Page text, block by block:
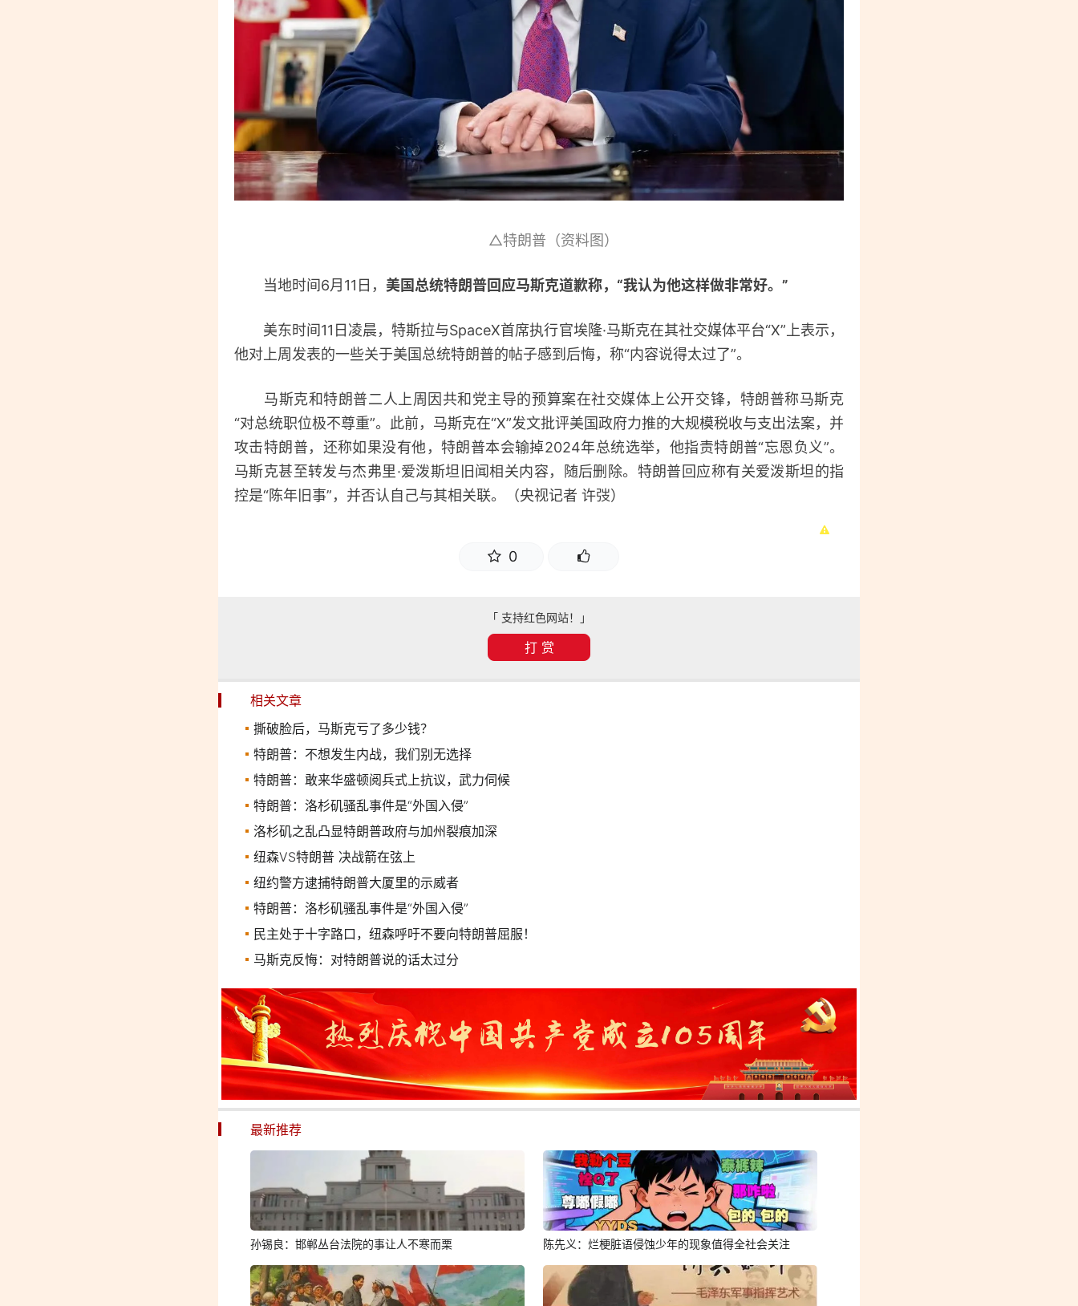
△特朗普（资料图）
当地时间6月11日， 美国总统特朗普回应马斯克道歉称，“我认为他这样做非常好。”
美东时间11日凌晨，特斯拉与SpaceX首席执行官埃隆·马斯克在其社交媒体平台“X”上表示，
他对上周发表的一些关于美国总统特朗普的帖子感到后悔，称“内容说得太过了”。
马斯克和特朗普二人上周因共和党主导的预算案在社交媒体上公开交锋，特朗普称马斯克
“对总统职位极不尊重”。此前，马斯克在“X”发文批评美国政府力推的大规模税收与支出法案，并
攻击特朗普，还称如果没有他，特朗普本会输掉2024年总统选举，他指责特朗普“忘恩负义”。
马斯克甚至转发与杰弗里·爱泼斯坦旧闻相关内容，随后删除。特朗普回应称有关爱泼斯坦的指
控是“陈年旧事”，并否认自己与其相关联。（央视记者 许弢）
0
「 支持红色网站！」
打 赏
相关文章
撕破脸后，马斯克亏了多少钱？
特朗普：不想发生内战，我们别无选择
特朗普：敢来华盛顿阅兵式上抗议，武力伺候
特朗普：洛杉矶骚乱事件是“外国入侵”
洛杉矶之乱凸显特朗普政府与加州裂痕加深
纽森VS特朗普 决战箭在弦上
纽约警方逮捕特朗普大厦里的示威者
特朗普：洛杉矶骚乱事件是“外国入侵”
民主处于十字路口，纽森呼吁不要向特朗普屈服！
马斯克反悔：对特朗普说的话太过分
最新推荐
孙锡良：邯郸丛台法院的事让人不寒而栗 陈先义：烂梗脏语侵蚀少年的现象值得全社会关注